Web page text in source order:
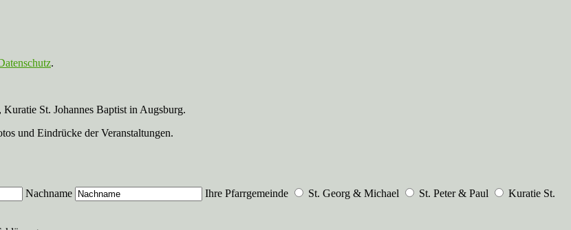
.
St. Johannes Baptist in Augsburg.
und Eindrücke der Veranstaltungen.
Nachname Ihre Pfarrgemeinde St. Georg & Michael St. Peter & Paul
Kuratie St.